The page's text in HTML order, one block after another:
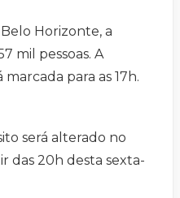
Horizonte, a
mil pessoas. A
para as 17h.
será alterado no
das 20h desta sexta-